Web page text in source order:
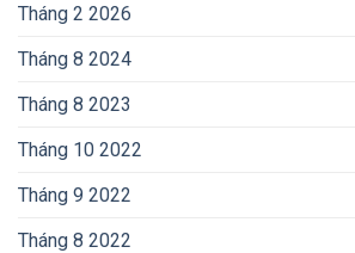
Tháng 2 2026
Tháng 8 2024
Tháng 8 2023
Tháng 10 2022
Tháng 9 2022
Tháng 8 2022